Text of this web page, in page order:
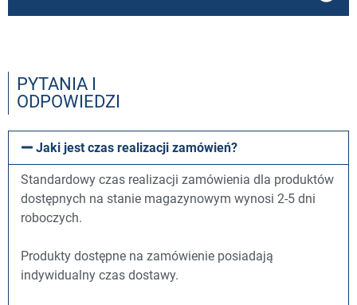
PYTANIA I
ODPOWIEDZI
Jaki jest czas realizacji zamówień?
Standardowy czas realizacji zamówienia dla produktów
dostępnych na stanie magazynowym wynosi 2-5 dni
roboczych.
Produkty dostępne na zamówienie posiadają
indywidualny czas dostawy.